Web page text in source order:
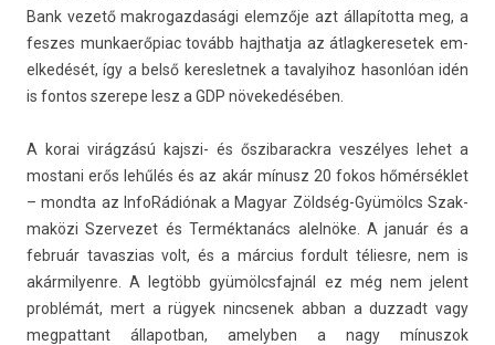
Bank vezető mak­rogaz­dasági elemzője azt állapította meg, a
fes­zes mun­kaerőpiac tovább hajthat­ja az átlag­keresetek em­
el­kedését, így a belső keres­letnek a tavalyihoz hason­lóan idén
is fon­tos szerepe lesz a GDP növekedésében.
A korai virágzású kajszi- és őszibarackra veszélyes lehet a
mos­tani erős lehűlés és az akár mínusz 20 fokos hőmérséklet
– mondta az InfoRádiónak a Magyar Zöldség-Gyümölcs Szak­
maközi Szer­vezet és Terméktanács alelnöke. A január és a
február tavas­zias volt, és a március for­dult télies­re, nem is
akár­milyen­re. A legtöbb gyümölcsfaj­nál ez még nem jelent
problémát, mert a rügyek nincsenek abban a duz­zadt vagy
meg­pattant állapot­ban, amelyb­en a nagy mínus­zok